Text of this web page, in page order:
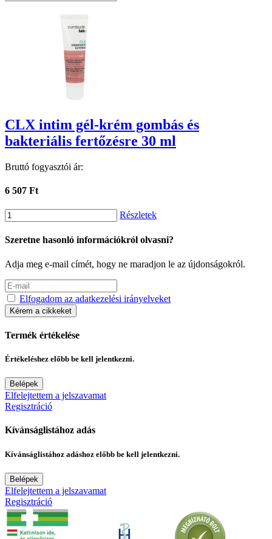
CLX intim gél-krém gombás és
bakteriális fertőzésre 30 ml
Bruttó fogyasztói ár:
6 507 Ft
Részletek
Szeretne hasonló információkról olvasni?
Adja meg e-mail címét, hogy ne maradjon le az újdonságokról.
Elfogadom az adatkezelési irányelveket
Kérem a cikkeket
Termék értékelése
Értékeléshez előbb be kell jelentkezni.
Belépek
Elfelejtettem a jelszavamat
Regisztráció
Kívánságlistához adás
Kívánságlistához adáshoz előbb be kell jelentkezni.
Belépek
Elfelejtettem a jelszavamat
Regisztráció